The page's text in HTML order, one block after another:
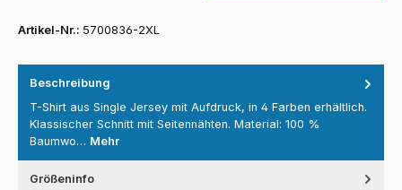
Artikel-Nr.: 5700836-2XL
Beschreibung
T-Shirt aus Single Jersey mit Aufdruck, in 4 Farben erhältlich.
Klassischer Schnitt mit Seitennähten. Material: 100 %
Baumwo… Mehr
Größeninfo